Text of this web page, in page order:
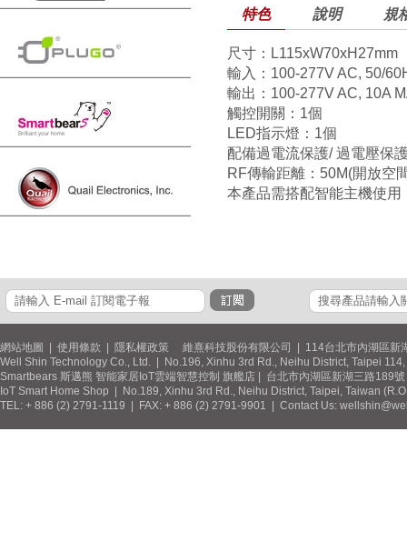
特色 說明 規
尺寸：L115xW70xH27mm
輸入：100-277V AC, 50/
輸出：100-277V AC, 10A
觸控開關：1個
LED指示燈：1個
配備過電流保護/ 過電壓保
RF傳輸距離：50M(開放空
本產品需搭配智能主機使用
網站地圖 使用條款 隱私權政策 維熹科技股份有限公司 | 114台北市內湖區新
Well Shin Technology Co., Ltd. | No.196, Xinhu 3rd Rd., Neihu District, Taipei
Smartbears 斯邁熊 智能家居IoT雲端智慧控制 旗艦店 | 台北市內湖區新湖三路189
IoT Smart Home Shop | No.189, Xinhu 3rd Rd., Neihu District, Taipei, Taiwan
TEL: + 886 (2) 2791-1119 | FAX: + 886 (2) 2791-9901 | Contact Us: